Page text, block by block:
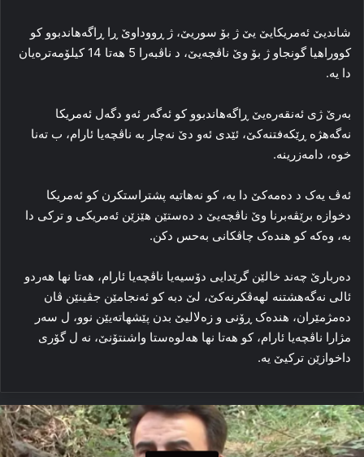
شاندیێ ئه‌مریکایێ یێ ژ بۆ سوریێ، ژ ڕووداوێ ڕا ڕاگەهاندبوو کو
کووراهیا گونجاو ژ بۆ وێ ناڤچه‌یێ، د ناڤبه‌را 5 هه‌تا 14 کیلۆمه‌تره‌یان
دا یه‌.
به‌رێ ژی ئه‌نقه‌ره‌یێ ڕاگەهاندبوو کو ئه‌گه‌ر ئه‌و دگه‌ل ئه‌مریکا
نه‌گەهژه‌ ڕێکه‌فتنه‌کێ، ئێدی ئه‌و دێ نه‌چار به‌ ناڤچه‌یا ئارام، ب ته‌نا
خوه‌، دامه‌زرینه‌.
ئه‌ڤ یه‌ک د ده‌مه‌کێ دا یه‌، کو نه‌هاتیه‌ پشتراستکرن کو ئه‌مریکا
دخوازه‌ برێڤه‌برنا وێ ناڤچه‌یێ د ده‌ستێن هێزێن ئه‌مریکی و ترکی دا
به‌، وه‌که‌ کو هنده‌ک چاڤکانی به‌حس دکن.
ده‌ربارێ چه‌ند خالێن گرێدایی دۆسیه‌یا ناڤچه‌یا ئارام، هه‌تا نها هه‌ردو
ئالی نه‌گەهشتنه‌ لهه‌ڤکرنه‌کێ، لێ دبه‌ کو ئه‌نجامێن جڤینێن ڤان
ده‌مژمێران، هنده‌ک ڕۆنی و زه‌لالیێ بدن پێشهاته‌یێن نوو، ل سه‌ر
مژارا ناڤچه‌یا ئارام، کو هه‌تا نها هه‌لوه‌ستا واشنتۆنێ، نه‌ ل گۆری
داخوازێن ترکیێ یه‌.